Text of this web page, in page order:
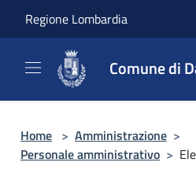
Regione Lombardia
Comune di
Home > Amministrazione >
Personale amministrativo >